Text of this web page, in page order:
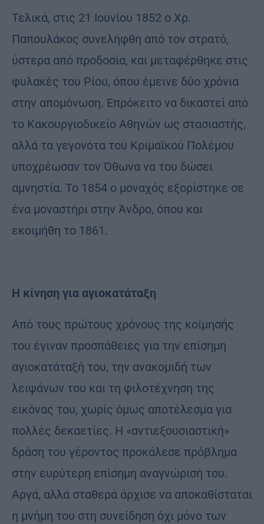
Τελικά, στις 21 Ιουνίου 1852 ο Χρ.
Παπουλάκος συνελήφθη από τον στρατό,
ύστερα από προδοσία, και μεταφέρθηκε στις
φυλακές του Ρίου, όπου έμεινε δύο χρόνια
στην απομόνωση. Επρόκειτο να δικαστεί από
το Κακουργιοδικείο Αθηνών ως στασιαστής,
αλλά τα γεγονότα του Κριμαϊκού Πολέμου
υποχρέωσαν τον Όθωνα να του δώσει
αμνηστία. Το 1854 ο μοναχός εξορίστηκε σε
ένα μοναστήρι στην Άνδρο, όπου και
εκοιμήθη το 1861.
Η κίνηση για αγιοκατάταξη
Από τους πρώτους χρόνους της κοίμησής
του έγιναν προσπάθειες για την επίσημη
αγιοκατάταξή του, την ανακομιδή των
λειψάνων του και τη φιλοτέχνηση της
εικόνας του, χωρίς όμως αποτέλεσμα για
πολλές δεκαετίες. Η «αντιεξουσιαστική»
δράση του γέροντος προκάλεσε πρόβλημα
στην ευρύτερη επίσημη αναγνώρισή του.
Αργά, αλλά σταθερά άρχισε να αποκαθίσταται
η μνήμη του στη συνείδηση όχι μόνο των